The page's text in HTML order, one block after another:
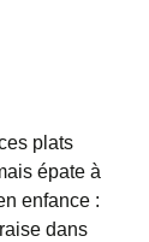
plats
épate à
enfance :
dans